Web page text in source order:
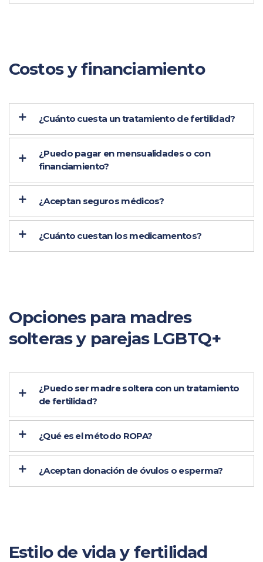
Costos y financiamiento
¿Cuánto cuesta un tratamiento de fertilidad?
¿Puedo pagar en mensualidades o con
financiamiento?
¿Aceptan seguros médicos?
¿Cuánto cuestan los medicamentos?
Opciones para madres
solteras y parejas LGBTQ+
¿Puedo ser madre soltera con un tratamiento
de fertilidad?
¿Qué es el método ROPA?
¿Aceptan donación de óvulos o esperma?
Estilo de vida y fertilidad